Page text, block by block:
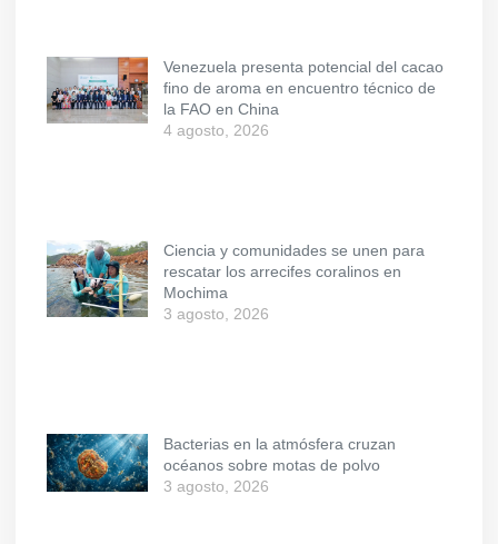
Venezuela presenta potencial del cacao
fino de aroma en encuentro técnico de
la FAO en China
4 agosto, 2026
Ciencia y comunidades se unen para
rescatar los arrecifes coralinos en
Mochima
3 agosto, 2026
Bacterias en la atmósfera cruzan
océanos sobre motas de polvo
3 agosto, 2026